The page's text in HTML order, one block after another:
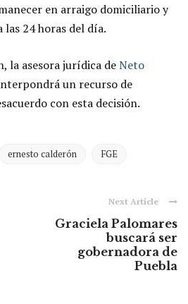
en arraigo domiciliario y
24 horas del día.
la asesora jurídica deNeto
un recurso de
con esta decisión.
ernesto calderón FGE
Next Article
Graciela Palomares
buscará ser
gobernadora de
Puebla